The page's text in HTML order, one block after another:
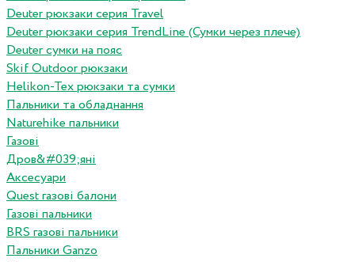
Deuter рюкзаки серия Travel
Deuter рюкзаки серия TrendLine (Сумки через плече)
Deuter сумки на пояс
Skif Outdoor рюкзаки
Helikon-Tex рюкзаки та сумки
Пальники та обладнання
Naturehike пальники
Газові
Дров&#039;яні
Аксесуари
Quest газові балони
Газові пальники
BRS газові пальники
Пальники Ganzo